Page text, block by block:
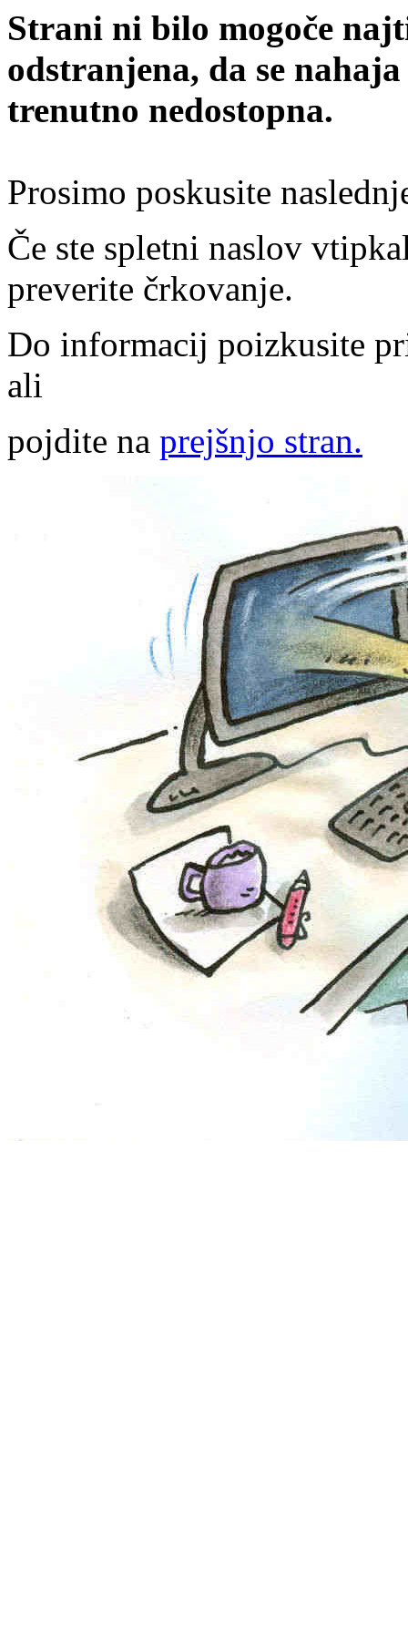
Strani ni bilo mogoče
odstranjena, da se
trenutno nedostopna.
Prosimo poskusite
Če ste spletni naslov
preverite črkovanje.
Do informacij poizkusite
ali
pojdite na prejšnjo stran.